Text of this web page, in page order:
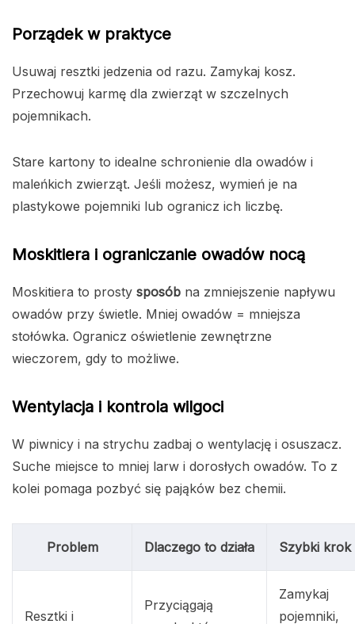
Porządek w praktyce
Usuwaj resztki jedzenia od razu. Zamykaj kosz.
Przechowuj karmę dla zwierząt w szczelnych
pojemnikach.
Stare kartony to idealne schronienie dla owadów i
maleńkich zwierząt. Jeśli możesz, wymień je na
plastykowe pojemniki lub ogranicz ich liczbę.
Moskitiera i ograniczanie owadów nocą
Moskitiera to prosty sposób na zmniejszenie napływu
owadów przy świetle. Mniej owadów = mniejsza
stołówka. Ogranicz oświetlenie zewnętrzne
wieczorem, gdy to możliwe.
Wentylacja i kontrola wilgoci
W piwnicy i na strychu zadbaj o wentylację i osuszacz.
Suche miejsce to mniej larw i dorosłych owadów. To z
kolei pomaga pozbyć się pająków bez chemii.
Problem Dlaczego to działa Szybki krok
Resztki i
Przyciągają
Zamykaj
pojemniki,